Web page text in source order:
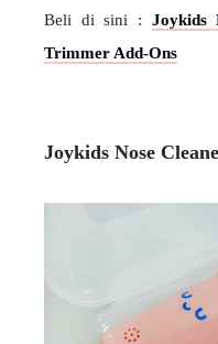
Beli di sini : Joykids
Trimmer Add-Ons
Joykids Nose